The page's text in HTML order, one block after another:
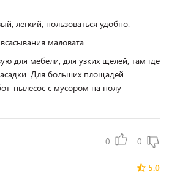
легкий, пользоваться удобно.
маловата
для мебели, для узких щелей, там где
Для больших площадей
пылесос с мусором на полу
0 0
5.0